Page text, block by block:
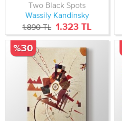
Two Black Spots
Wassily Kandinsky
1.890 TL 1.323 TL
%30